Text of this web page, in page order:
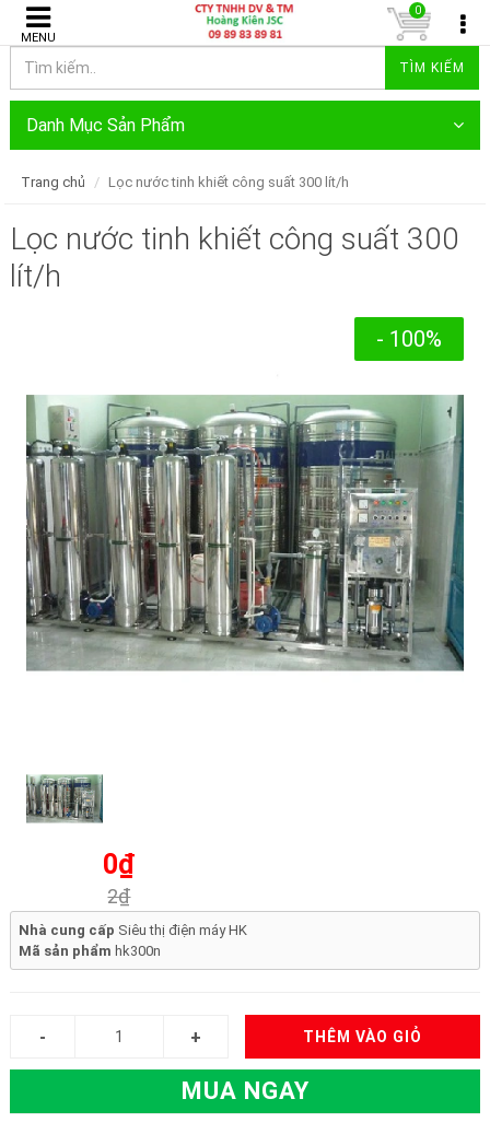
MENU
TÌM KIẾM
0
Danh Mục Sản Phẩm
Trang chủ Lọc nước tinh khiết công suất 300 lít/h
Lọc nước tinh khiết công suất 300
lít/h
- 100%
0₫
2₫
Nhà cung cấp Siêu thị điện máy HK
Mã sản phẩm hk300n
THÊM VÀO GIỎ
MUA NGAY